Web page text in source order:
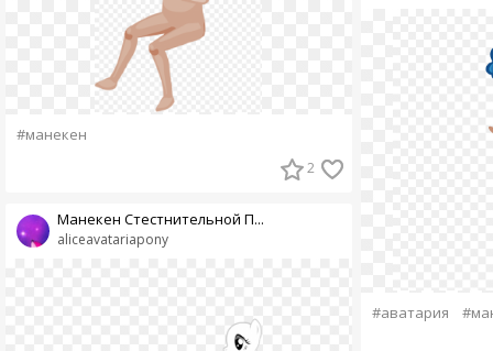
#манекен
2
aliceavatariapony
Манекен Стестнительной П...
#аватария